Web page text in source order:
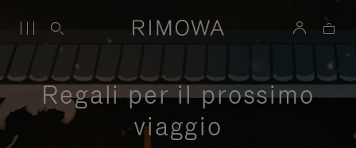
Regali per il prossimo
viaggio